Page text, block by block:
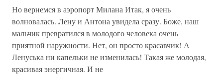
Но вернемся в аэропорт Милана Итак, я очень
волновалась. Лену и Антона увидела сразу. Боже, наш
мальчик превратился в молодого человека очень
приятной наружности. Нет, он просто красавчик! А
Ленуська ни капельки не изменилась! Такая же молодая,
красивая энергичная. И не